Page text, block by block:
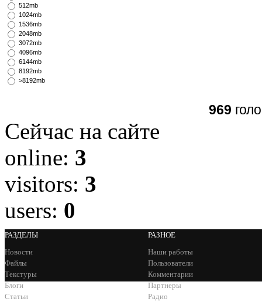
512mb
1024mb
1536mb
2048mb
3072mb
4096mb
6144mb
8192mb
>8192mb
969
Сейчас на сайте
online: 3
visitors: 3
users: 0
РАЗДЕЛЫ
Новости
Файлы
Текстуры
Блоги
Статьи
РАЗНОЕ
Наши работы
Пользователи
Комментарии
Партнеры
Радио